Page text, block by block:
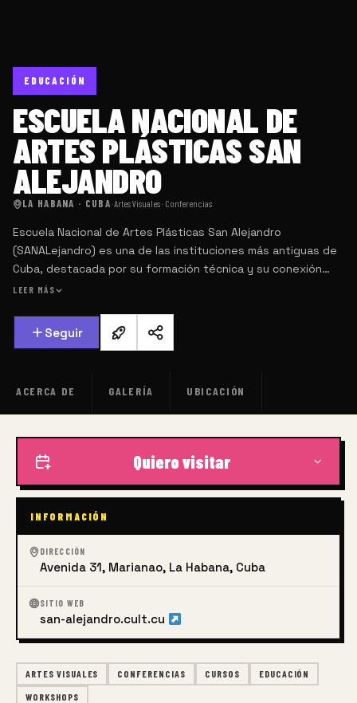
EDUCACIÓN
ESCUELA NACIONAL DE
ARTES PLÁSTICAS SAN
ALEJANDRO
LA HABANA · CUBA·Artes Visuales · Conferencias
Escuela Nacional de Artes Plásticas San Alejandro
(SANALejandro) es una de las instituciones más antiguas de
Cuba, destacada por su formación técnica y su conexión
con prácticas contemporáneas.
LEER MÁS
Seguir
ACERCA DE GALERÍA UBICACIÓN
ARTES VISUALES CONFERENCIAS CURSOS EDUCACIÓN
WORKSHOPS
Quiero visitar
INFORMACIÓN
DIRECCIÓN
Avenida 31, Marianao, La Habana, Cuba
SITIO WEB
san-alejandro.cult.cu